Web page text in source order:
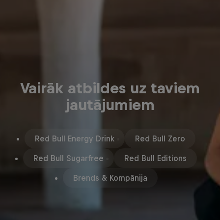
Vairāk atbildes uz taviem
jautājumiem
Red Bull Energy Drink Red Bull Zero
Red Bull Sugarfree Red Bull Editions
Brends & Kompānija